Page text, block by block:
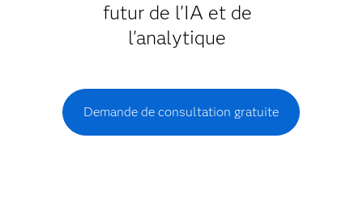
futur de l'IA et de
l'analytique
Demande de consultation gratuite